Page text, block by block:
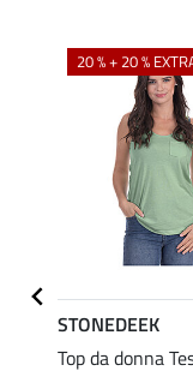
20 % + 20 %
STONEDEEK
Top da donna